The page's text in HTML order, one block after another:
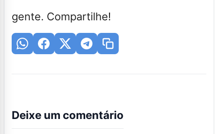
gente. Compartilhe!
Deixe um comentário